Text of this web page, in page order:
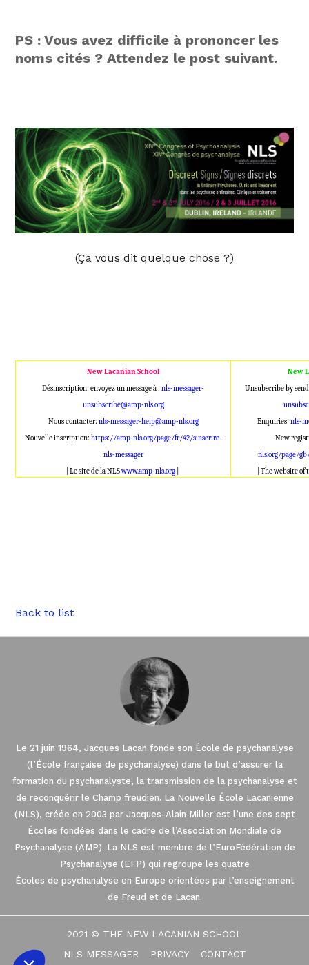
PS : Vous avez difficile à prononcer les
noms cités ? Attendez le post suivant.
(Ça vous dit quelque chose ?)
New Lacanian School
Désinscription: envoyez un message à :nls-messager-
unsubscribe@amp-nls.org
Nous contacter: nls-messager-help@amp-nls.org
Nouvelle inscription: https://amp-nls.org/page/fr/42/sinscrire-
nls-messager
| Le site de la NLSwww.amp-nls.org
New
Unsubscribe by
Enquiries:nls-
New
nls.org/page/
| The website of
Back to list
Le 21 juin 1964, Jacques Lacan fonde son École de psychanalyse
(l’École française de psychanalyse) dans le but d’assurer la
formation du psychanalyste, la transmission de la psychanalyse et
de reconquérir le Champ freudien. La Nouvelle École Lacanienne
(NLS), créée en 2003 par Jacques-Alain Miller est l’une des sept
Écoles fondées dans le cadre de l’Association Mondiale de
Psychanalyse (AMP). La NLS est membre de l’EuroFédération de
Psychanalyse (EFP) qui regroupe les quatre
Écoles de psychanalyse en Europe orientées par l’enseignement
de Freud et de Lacan.
2021 © THE NEW LACANIAN SCHOOL
NLS MESSAGER
PRIVACY CONTACT
Ce site utilise des cookies.
Nous avons attendu d'être sûrs que le contenu du site vous
intéresse avant de vous déranger. Nous aimerions votre
Consulter notre politique de confidentialité
Consentements certifiés par